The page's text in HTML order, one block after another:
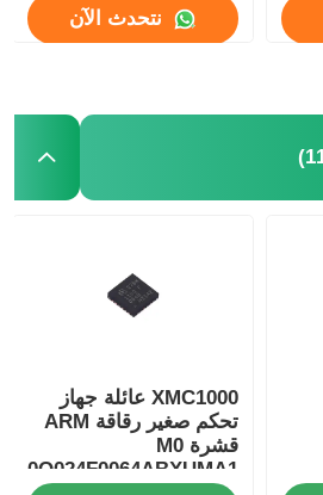
نتحدث الآن
XMC1000 عائلة جهاز
تحكم صغير رقاقة ARM
قشرة M0